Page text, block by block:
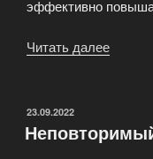
эффективно
Читать далее
ОПУБЛИКОВАНО
23.09.2022